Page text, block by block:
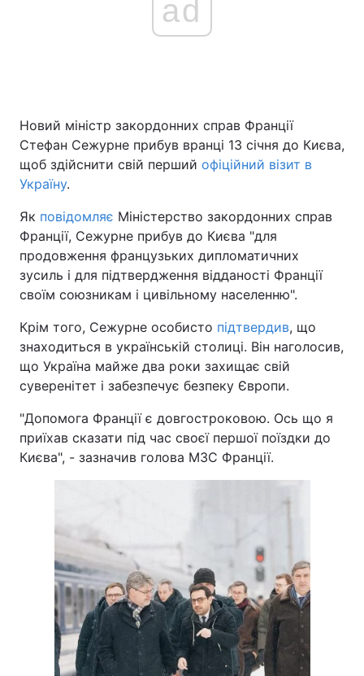
ad
Новий міністр закордонних справ Франції
Стефан Сежурне прибув вранці 13 січня до Києва,
щоб здійснити свій перший офіційний візит в
Україну.
Як повідомляє Міністерство закордонних справ
Франції, Сежурне прибув до Києва "для
продовження французьких дипломатичних
зусиль і для підтвердження відданості Франції
своїм союзникам і цивільному населенню".
Крім того, Сежурне особисто підтвердив, що
знаходиться в українській столиці. Він наголосив,
що Україна майже два роки захищає свій
суверенітет і забезпечує безпеку Європи.
"Допомога Франції є довгостроковою. Ось що я
приїхав сказати під час своєї першої поїздки до
Києва", - зазначив голова МЗС Франції.